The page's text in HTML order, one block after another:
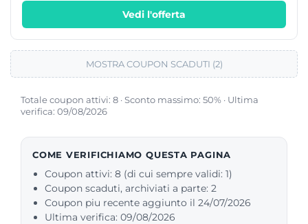
Totale coupon attivi: 8 · Sconto massimo: 50% · Ultima
verifica: 09/08/2026
COME VERIFICHIAMO QUESTA PAGINA
Coupon attivi: 8 (di cui sempre validi: 1)
Coupon scaduti, archiviati a parte: 2
Coupon piu recente aggiunto il 24/07/2026
Ultima verifica: 09/08/2026
della promozioni in corso.
Vedi l'offerta
MOSTRA COUPON SCADUTI (2)